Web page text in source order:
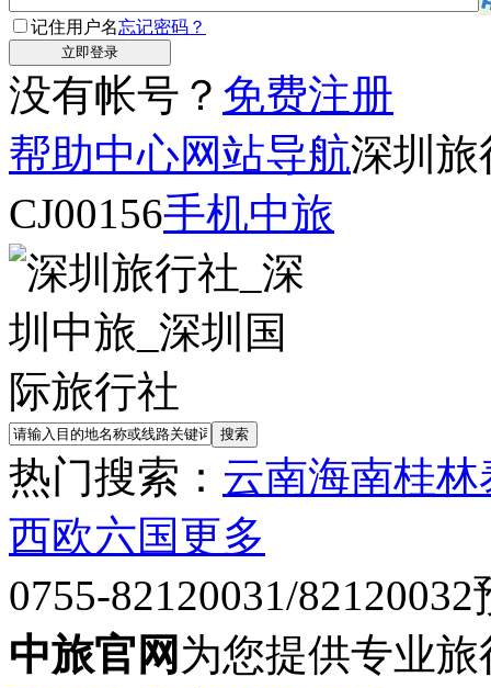
记住用户名忘记密码？
没有帐号？ 免费注册
帮助中心网站导航深圳旅
CJ00156手机中旅
热门搜索： 云南海南桂林
西欧六国更多
0755-82120031/82120032
中旅官网 为您提供专业